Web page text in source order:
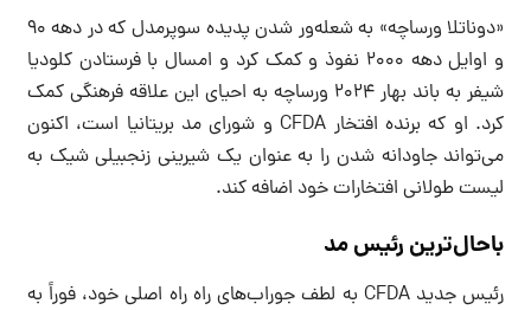
«دوناتلا ورساچه» به شعله‌ور شدن پدیده سوپرمدل که در دهه ۹۰
و اوایل دهه ۲۰۰۰ نفوذ و کمک کرد و امسال با فرستادن کلودیا
شیفر به باند بهار ۲۰۲۴ ورساچه به احیای این علاقه فرهنگی کمک
کرد. او که برنده افتخار CFDA و شورای مد بریتانیا است، اکنون
می‌تواند جاودانه شدن را به عنوان یک شیرینی زنجبیلی شیک به
لیست طولانی افتخارات خود اضافه کند.
باحال‌ترین رئیس مد
رئیس جدید CFDA به لطف جوراب‌های راه راه اصلی خود، فوراً به